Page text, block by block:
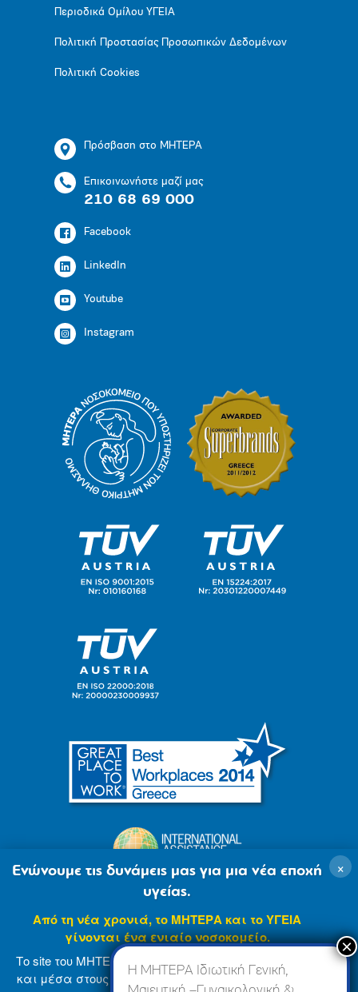
Περιοδικά Ομίλου ΥΓΕΙΑ
Πολιτική Προστασίας Προσωπικών Δεδομένων
Πολιτική Cookies
Πρόσβαση στο ΜΗΤΕΡΑ
Επικοινωνήστε μαζί μας
210 68 69 000
Facebook
LinkedIn
Youtube
Instagram
Η ΜΗΤΕΡΑ Ιδιωτική Γενική,
×
Ενώνουμε τις δυνάμεις μας για μια νέα εποχή
υγείας.
Από τη νέα χρονιά, το ΜΗΤΕΡΑ και το ΥΓΕΙΑ
γίνονται ένα ενιαίο νοσοκομείο.
Το site του ΜΗΤΕΡΑ βρίσκεται σε φάση ανανέωσης
και μέσα στους επόμενους μήνες θα ενσωματωθεί